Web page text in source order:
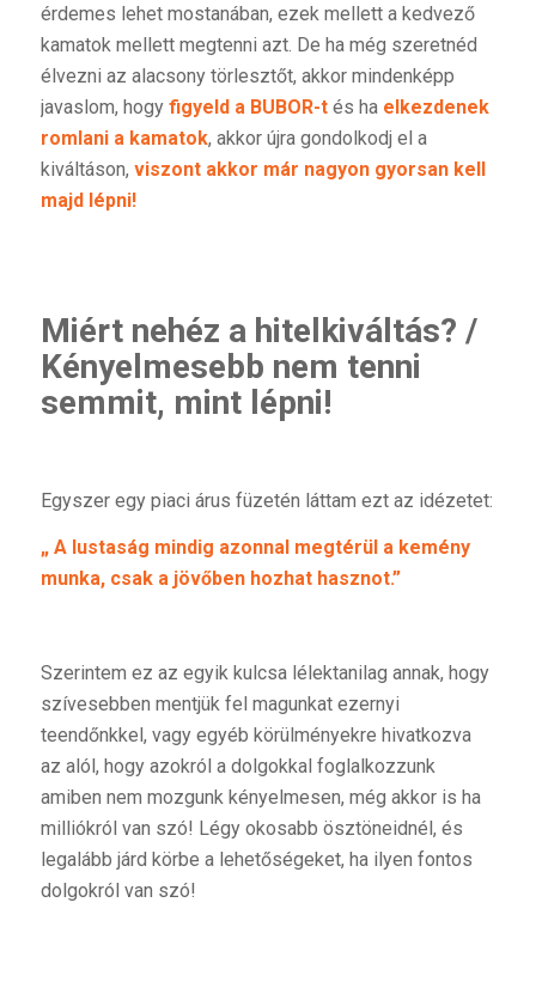
érdemes lehet mostanában, ezek mellett a kedvező
kamatok mellett megtenni azt. De ha még szeretnéd
élvezni az alacsony törlesztőt, akkor mindenképp
javaslom, hogy figyeld a BUBOR-t és ha elkezdenek
romlani a kamatok, akkor újra gondolkodj el a
kiváltáson, viszont akkor már nagyon gyorsan kell
majd lépni!
Miért nehéz a hitelkiváltás? /
Kényelmesebb nem tenni
semmit, mint lépni!
Egyszer egy piaci árus füzetén láttam ezt az idézetet:
„ A lustaság mindig azonnal megtérül a kemény
munka, csak a jövőben hozhat hasznot.”
Szerintem ez az egyik kulcsa lélektanilag annak, hogy
szívesebben mentjük fel magunkat ezernyi
teendőnkkel, vagy egyéb körülményekre hivatkozva
az alól, hogy azokról a dolgokkal foglalkozzunk
amiben nem mozgunk kényelmesen, még akkor is ha
milliókról van szó! Légy okosabb ösztöneidnél, és
legalább járd körbe a lehetőségeket, ha ilyen fontos
dolgokról van szó!